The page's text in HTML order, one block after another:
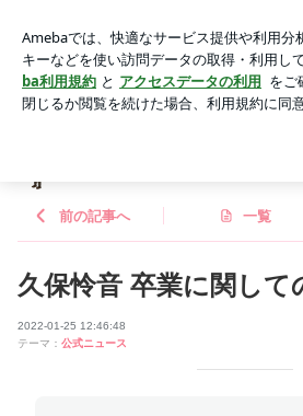
ｍから～ Powered by Ameba
アプリをダウンロードして ブログの更新通
ょう。
前の記事へ 一覧
久保怜音 卒業に関して
2022-01-25 12:46:48
テーマ： 公式ニュース